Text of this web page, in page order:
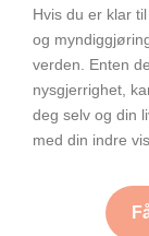
Hvis du er klar
og
verden. Enten
nysgjerrighet,
deg selv og din
med din indre